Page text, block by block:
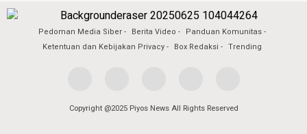
Pedoman Media Siber Berita Video
Panduan Komunitas
Ketentuan dan Kebijakan Privacy
Box Redaksi Trending
Copyright @2025 Piyos News All Rights Reserved